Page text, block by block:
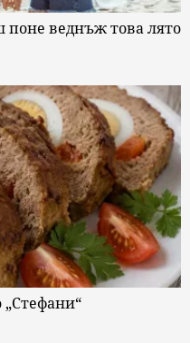
поне веднъж това лято
„Стефани“